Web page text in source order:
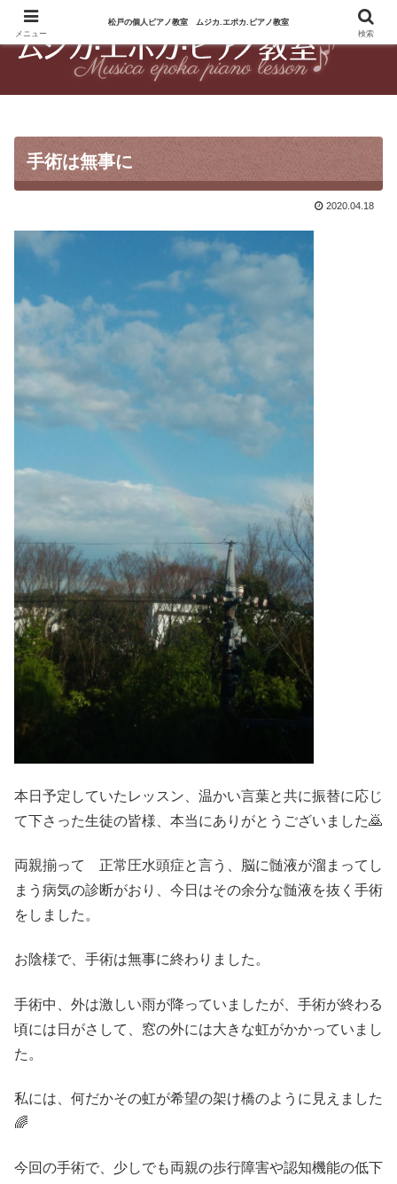
松戸のピアノ教室 松戸駅徒歩10分のピアノ教室
手術は無事に
2020.04.18
本日予定していたレッスン、温かい言葉と共に振替に応じ
て下さった生徒の皆様、本当にありがとうございました🙇
両親揃って 正常圧水頭症と言う、脳に髄液が溜まってし
まう病気の診断がおり、今日はその余分な髄液を抜く手術
をしました。
お陰様で、手術は無事に終わりました。
手術中、外は激しい雨が降っていましたが、手術が終わる
頃には日がさして、窓の外には大きな虹がかかっていまし
た。
私には、何だかその虹が希望の架け橋のように見えました
🌈
今回の手術で、少しでも両親の歩行障害や認知機能の低下
メニュー
松戸の個人ピアノ教室 ムジカ.エポカ.ピアノ教室
検索